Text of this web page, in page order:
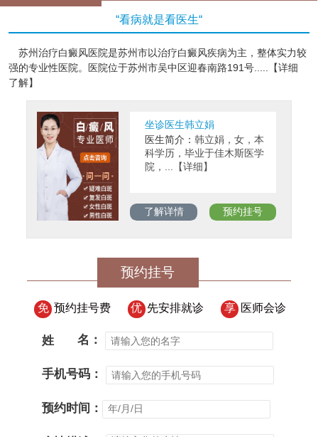
“看病就是看医生“
苏州治疗白癜风医院是苏州市以治疗白癜风疾病为主，整体实力较
强的专业性医院。医院位于苏州市吴中区迎春南路191号.....【详细
了解】
坐诊医生韩立娟
医生简介： 韩立娟，女，本
科学历，毕业于佳木斯医学
院，...【详细】
了解详情 预约挂号
预约挂号
免 预约挂号费 优 先安排就诊 享 医师会诊
姓 名：
手机号码：
预约时间：